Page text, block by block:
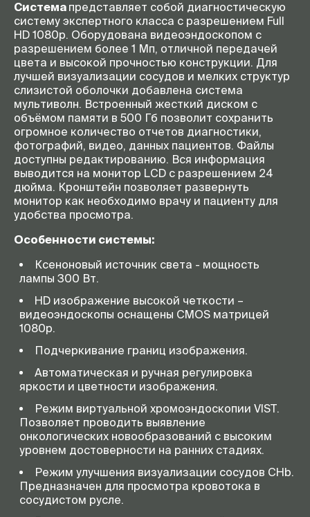
Система представляет собой диагностическую
систему экспертного класса с разрешением Full
HD 1080p. Оборудована видеоэндоскопом с
разрешением более 1 Мп, отличной передачей
цвета и высокой прочностью конструкции. Для
лучшей визуализации сосудов и мелких структур
слизистой оболочки добавлена система
мультиволн. Встроенный жесткий диском с
объёмом памяти в 500 Гб позволит сохранить
огромное количество отчетов диагностики,
фотографий, видео, данных пациентов. Файлы
доступны редактированию. Вся информация
выводится на монитор LCD с разрешением 24
дюйма. Кронштейн позволяет развернуть
монитор как необходимо врачу и пациенту для
удобства просмотра.
Особенности системы:
Ксеноновый источник света - мощность
лампы 300 Вт.
HD изображение высокой четкости –
видеоэндоскопы оснащены CMOS матрицей
1080р.
Подчеркивание границ изображения.
Автоматическая и ручная регулировка
яркости и цветности изображения.
Режим виртуальной хромоэндоскопии VIST.
Позволяет проводить выявление
онкологических новообразований с высоким
уровнем достоверности на ранних стадиях.
Режим улучшения визуализации сосудов CHb.
Предназначен для просмотра кровотока в
сосудистом русле.